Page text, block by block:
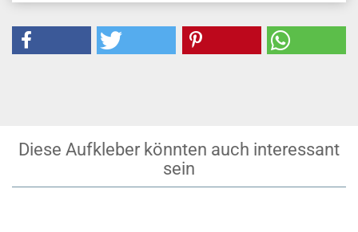
Diese Aufkleber könnten auch interessant
sein